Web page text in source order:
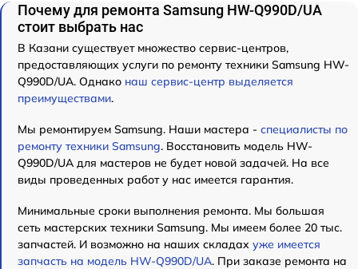
Почему для ремонта Samsung HW-Q990D/UA
стоит выбрать нас
В Казани существует множество сервис-центров,
предоставляющих услуги по ремонту техники Samsung HW-
Q990D/UA. Однако наш сервис-центр выделяется
преимуществами.
Мы ремонтируем Samsung. Наши мастера - специалисты по
ремонту техники Samsung. Восстановить модель HW-
Q990D/UA для мастеров не будет новой задачей. На все
виды проведенных работ у нас имеется гарантия.
Минимальные сроки выполнения ремонта. Мы большая
сеть мастерских техники Samsung. Мы имеем более 20 тыс.
запчастей. И возможно на наших складах уже имеется
запчасть на модель HW-Q990D/UA. При заказе ремонта на